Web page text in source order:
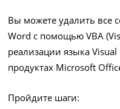
Вы можете удалить все
Word с помощью VBA
реализации языка
продуктах Microsoft
Пройдите шаги: